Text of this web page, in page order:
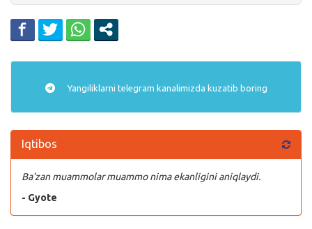
Yangiliklarni telegram kanalimizda kuzatib boring
Iqtibos
Ba’zan muammolar muammo nima ekanligini aniqlaydi.
- Gyote